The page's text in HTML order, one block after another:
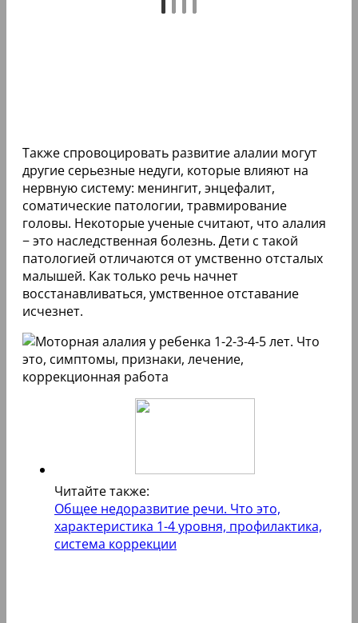
Также спровоцировать развитие алалии могут
другие серьезные недуги, которые влияют на
нервную систему: менингит, энцефалит,
соматические патологии, травмирование
головы. Некоторые ученые считают, что алалия
− это наследственная болезнь. Дети с такой
патологией отличаются от умственно отсталых
малышей. Как только речь начнет
восстанавливаться, умственное отставание
исчезнет.
Читайте также:
Общее недоразвитие речи. Что это,
характеристика 1-4 уровня, профилактика,
система коррекции